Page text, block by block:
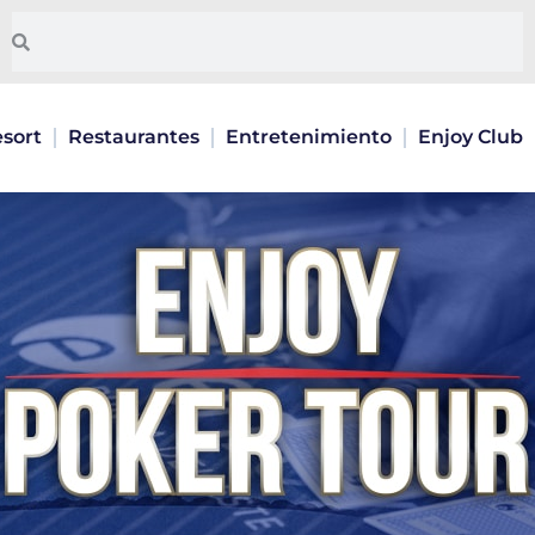
Restaurantes Entretenimiento Enjoy Club